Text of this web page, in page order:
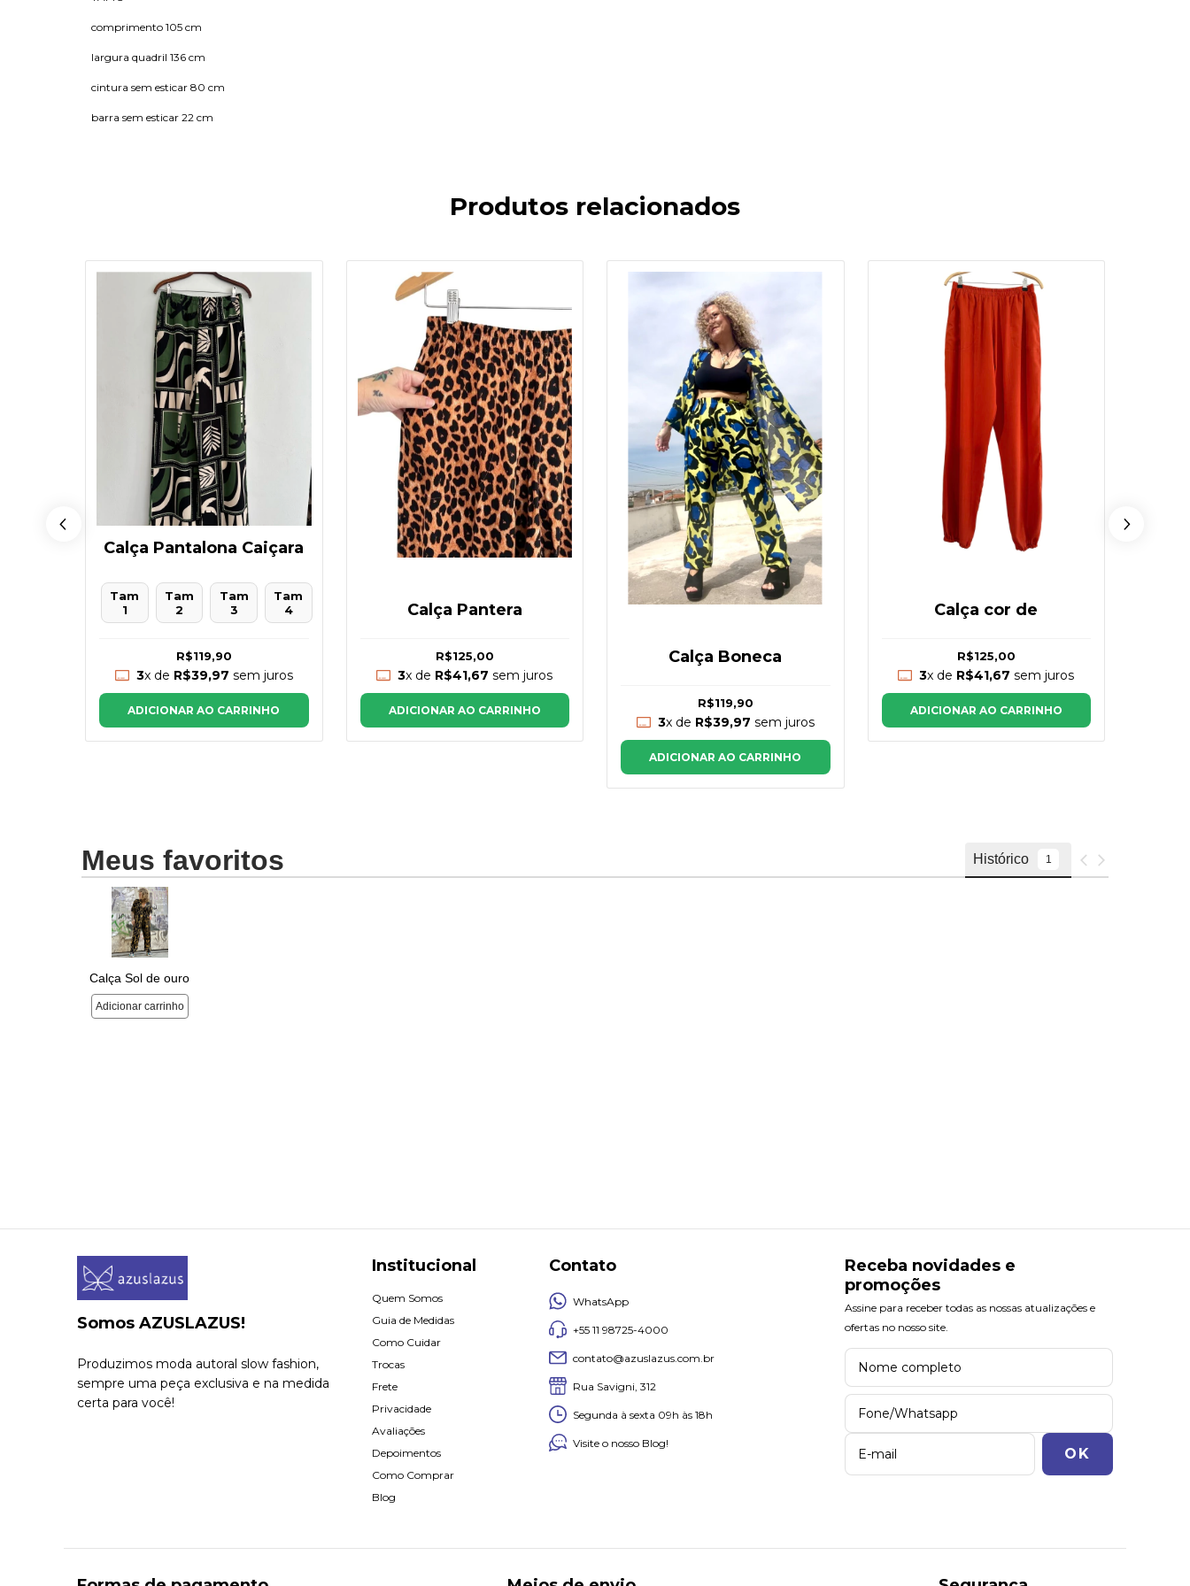
comprimento 105 cm
largura quadril 136 cm
cintura sem esticar 80 cm
barra sem esticar 22 cm
Produtos relacionados
Calça Pantalona Caiçara
Tam
1
Tam
2
Tam
3
Tam
4
R$119,90
3x de R$39,97 sem juros
ADICIONAR AO CARRINHO
Calça Pantera
R$125,00
3x de R$41,67 sem juros
ADICIONAR AO CARRINHO
Calça Boneca
R$119,90
3x de R$39,97 sem juros
ADICIONAR AO CARRINHO
Calça cor de
R$125,00
3x de R$41,67 sem juros
ADICIONAR AO CARRINHO
Somos AZUSLAZUS!
Produzimos moda autoral slow fashion,
sempre uma peça exclusiva e na medida
certa para você!
Institucional
Quem Somos
Guia de Medidas
Como Cuidar
Trocas
Frete
Privacidade
Avaliações
Depoimentos
Como Comprar
Blog
Contato
WhatsApp
+55 11 98725-4000
contato@azuslazus.com.br
Rua Savigni, 312
Segunda à sexta 09h às 18h
Visite o nosso Blog!
Receba novidades e
promoções
Assine para receber todas as nossas atualizações e
ofertas no nosso site.